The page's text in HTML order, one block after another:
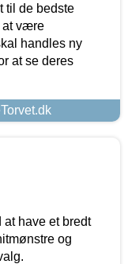
til de bedste
at være
handles ny
at se deres
at have et bredt
og